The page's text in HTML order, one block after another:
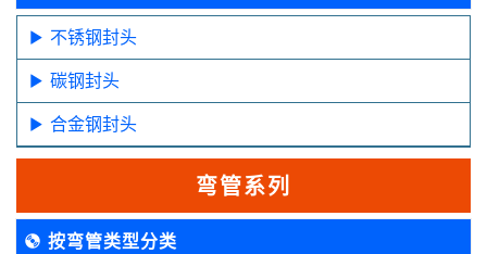
不锈钢封头
碳钢封头
合金钢封头
弯管系列
按弯管类型分类